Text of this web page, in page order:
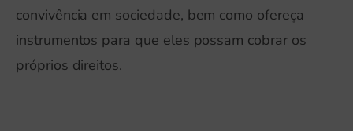
convivência em sociedade, bem como ofereça
instrumentos para que eles possam cobrar os
próprios direitos.